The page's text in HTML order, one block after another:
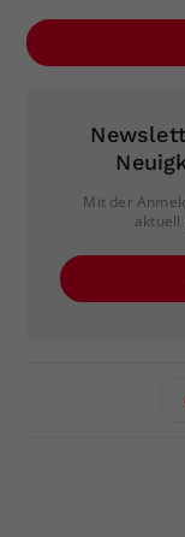
Mit der
aktuell